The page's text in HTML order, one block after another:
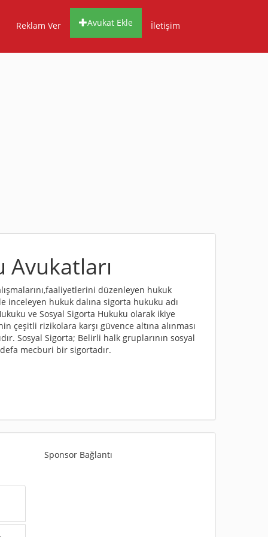
Reklam Ver Avukat Ekle İletişim
Avukatları
düzenleyen hukuk
hukuk dalına sigorta hukuku adı
ve Sosyal Sigorta Hukuku olarak ikiye
çeşitli rizikolara karşı güvence altına alınması
Sosyal Sigorta; Belirli halk gruplarının sosyal
mecburi bir sigortadır.
Sponsor Bağlantı